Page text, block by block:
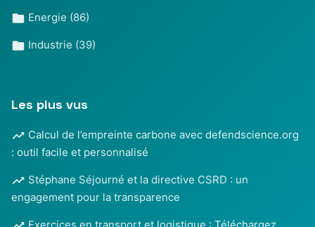
Energie (86)
Industrie (39)
Les plus vus
Calcul de l’empreinte carbone avec defendscience.org
: outil facile et personnalisé
Stéphane Séjourné et la directive CSRD : un
engagement pour la transparence